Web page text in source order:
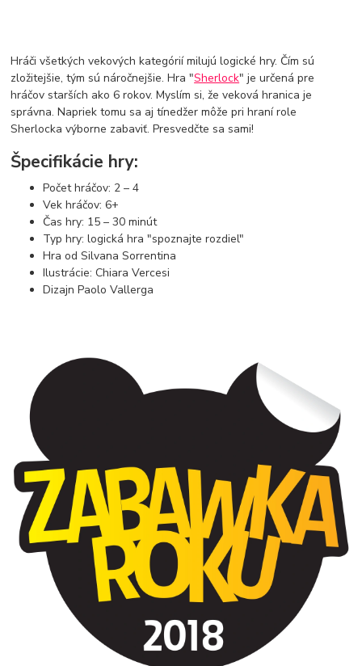
Hráči všetkých vekových kategórií milujú logické hry. Čím sú
zložitejšie, tým sú náročnejšie. Hra "Sherlock" je určená pre
hráčov starších ako 6 rokov. Myslím si, že veková hranica je
správna. Napriek tomu sa aj tínedžer môže pri hraní role
Sherlocka výborne zabaviť. Presvedčte sa sami!
Špecifikácie hry:
Počet hráčov: 2 – 4
Vek hráčov: 6+
Čas hry: 15 – 30 minút
Typ hry: logická hra "spoznajte rozdiel"
Hra od Silvana Sorrentina
Ilustrácie: Chiara Vercesi
Dizajn Paolo Vallerga